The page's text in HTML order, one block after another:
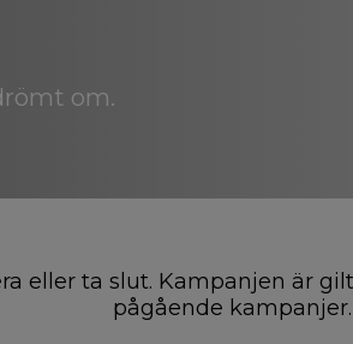
om.
eller ta slut. Kampanjen är
pågående kampanjer.